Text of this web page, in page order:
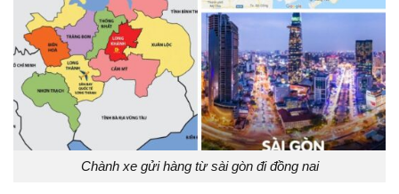
Chành xe gửi hàng từ sài gòn đi đồng nai